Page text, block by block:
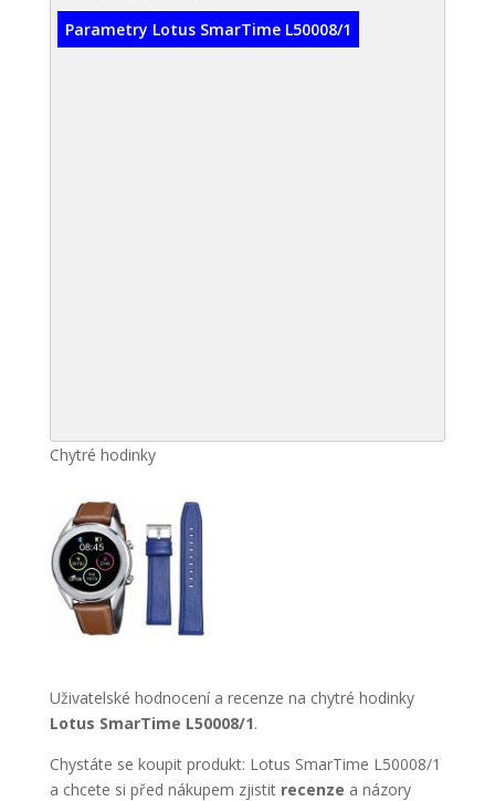
Parametry Lotus SmarTime L50008/1
Chytré hodinky
Uživatelské hodnocení a recenze na chytré hodinky
Lotus SmarTime L50008/1.
Chystáte se koupit produkt: Lotus SmarTime L50008/1
a chcete si před nákupem zjistit recenze a názory